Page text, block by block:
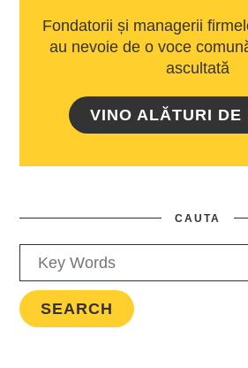
Fondatorii și managerii
au nevoie de o voce
ascultată
VINO ALĂTURI DE
CAUTA